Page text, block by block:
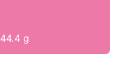
44.4 g